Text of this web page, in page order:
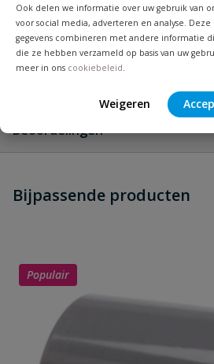
Ook delen we informatie over uw gebruik van
voor social media, adverteren en analyse.
gegevens combineren met andere informatie
die ze hebben verzameld op basis van uw
meer in ons cookiebeleid
Weigeren
Merknaam Pipelife
dit product?
Beoordelingen
Schrijf zelf een
Uw waardering:
Bijpassende producten
Populair